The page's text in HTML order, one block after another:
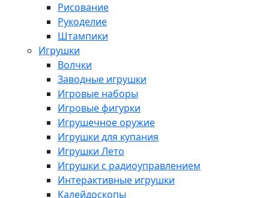
Рисование
Рукоделие
Штампики
Игрушки
Волчки
Заводные игрушки
Игровые наборы
Игровые фигурки
Игрушечное оружие
Игрушки для купания
Игрушки Лето
Игрушки с радиоуправлением
Интерактивные игрушки
Калейдоскопы